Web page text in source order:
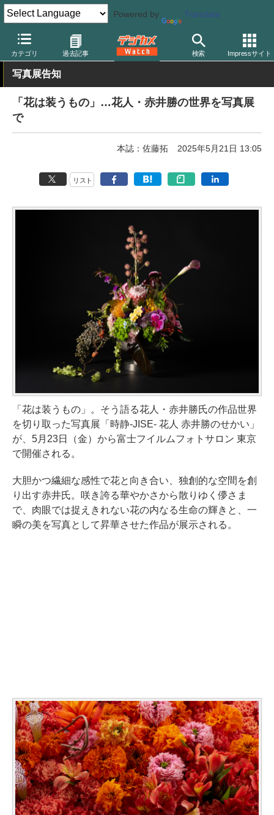
Powered by Translate
カテゴリ 過去記事 検索 Impressサイト
デジカメ Watch 撮影情報 花
写真展告知
「花は装うもの」…花人・赤井勝の世界を写真展
で
本誌：佐藤拓 2025年5月21日 13:05
リスト
「花は装うもの」。そう語る花人・赤井勝氏の作品世界
を切り取った写真展「時静-JISE- 花人 赤井勝のせかい」
が、5月23日（金）から富士フイルムフォトサロン 東京
で開催される。
大胆かつ繊細な感性で花と向き合い、独創的な空間を創
り出す赤井氏。咲き誇る華やかさから散りゆく儚さま
で、肉眼では捉えきれない花の内なる生命の輝きと、一
瞬の美を写真として昇華させた作品が展示される。